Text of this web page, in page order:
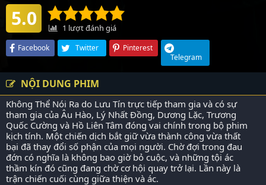
5.0 1 lượt đánh giá
Facebook Twitter
Pinterest
Telegram
NỘI DUNG PHIM
Không Thể Nói Ra do Lưu Tín trực tiếp tham gia và có sự
tham gia của Âu Hào, Lý Nhất Đồng, Dương Lặc, Trương
Quốc Cường và Hồ Liên Tâm đóng vai chính trong bộ phim
kịch tính. Một chiến dịch bắt giữ vừa thành công vừa thất
bại đã thay đổi số phận của mọi người. Chờ đợi trong đau
đớn có nghĩa là không bao giờ bỏ cuộc, và những tội ác
thầm kín đó cũng đang chờ cơ hội quay trở lại. Lần này là
trận chiến cuối cùng giữa thiện và ác.